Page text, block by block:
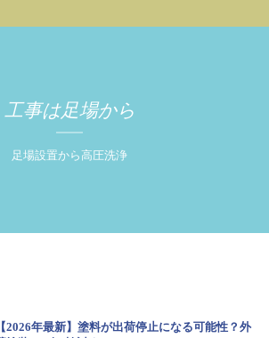
工事は足場から
足場設置から高圧洗浄
【2026年最新】塗料が出荷停止になる可能性？外